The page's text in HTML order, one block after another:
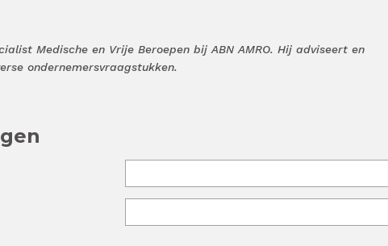
Medische en Vrije Beroepen bij ABN AMRO. Hij adviseert en
ondernemersvraagstukken.